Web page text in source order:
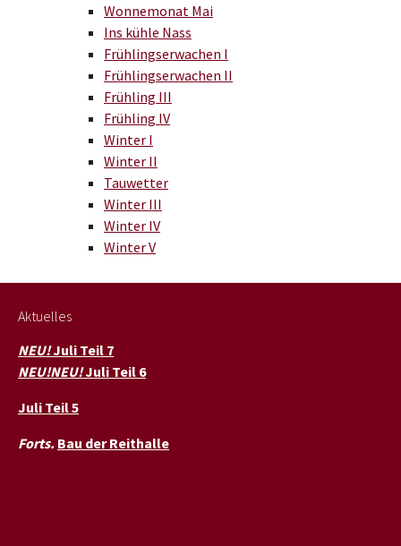
Wonnemonat Mai
Ins kühle Nass
Frühlingserwachen I
Frühlingserwachen II
Frühling III
Frühling IV
Winter I
Winter II
Tauwetter
Winter III
Winter IV
Winter V
Aktuelles
NEU!Juli Teil 7
NEU!NEU!Juli Teil 6
Juli Teil 5
Forts. Bau der Reithalle